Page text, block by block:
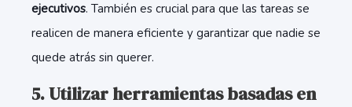
ejecutivos. También es crucial para que las tareas se
realicen de manera eficiente y garantizar que nadie se
quede atrás sin querer.
5. Utilizar herramientas basadas en